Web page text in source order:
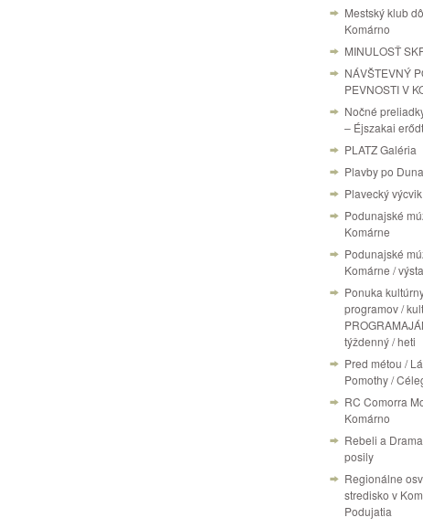
Mestský klub
Komárno
MINULOSŤ
NÁVŠTEVNÝ
PEVNOSTI V
Nočné
– Éjszakai
PLATZ Galéria
Plavby po
Plavecký výcvik
Podunajské
Komárne
Podunajské
Komárne /
Ponuka
programov /
týždenný / heti
Pred métou /
Pomothy /
RC Comorra
Komárno
Rebeli a
posily
Regionálne
stredisko v
Podujatia